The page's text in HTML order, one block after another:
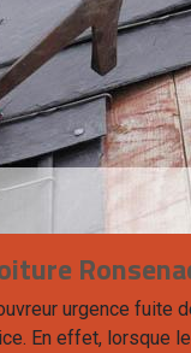
urgence fuite
En effet, lorsque